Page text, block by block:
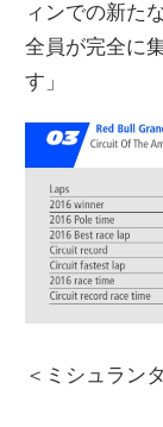
ィンでの新た
全員が完全に
す」
＜ミシュラン